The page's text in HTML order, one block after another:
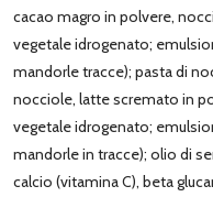
cacao magro in polvere,
vegetale idrogenato;
mandorle tracce); pasta di
nocciole, latte scremato in
vegetale idrogenato;
mandorle in tracce); olio di
calcio (vitamina C), beta